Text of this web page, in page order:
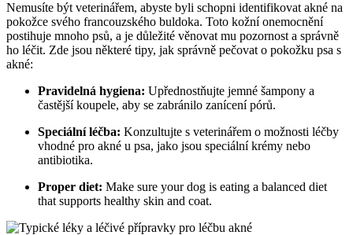
Nemusíte být veterinářem, abyste byli schopni identifikovat akné na
pokožce svého francouzského buldoka. Toto kožní onemocnění
postihuje mnoho psů, a je důležité věnovat mu pozornost a správně
ho léčit. Zde jsou některé tipy, jak správně pečovat o pokožku psa s
akné:
Pravidelná hygiena: Upřednostňujte jemné šampony a
častější koupele, aby se zabránilo zanícení pórů.
Speciální léčba: Konzultujte s veterinářem o možnosti léčby
vhodné pro akné u psa, jako jsou speciální krémy nebo
antibiotika.
Proper diet: Make sure your dog is eating a balanced diet
that supports healthy skin and coat.